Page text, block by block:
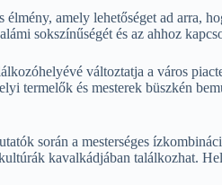
élmény, amely lehetőséget ad
sokszínűségét és az ahhoz
változtatja a város
termelők és mesterek büszkén
során a mesterséges
kavalkádjában találkozhat.